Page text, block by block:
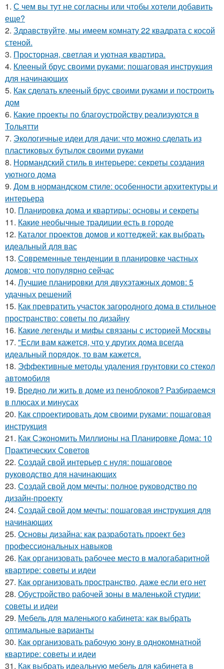
1. С чем вы тут не согласны или чтобы хотели добавить
еще?
2. Здравствуйте, мы имеем комнату 22 квадрата с косой
стеной.
3. Просторная, светлая и уютная квартира.
4. Клееный брус своими руками: пошаговая инструкция
для начинающих
5. Как сделать клееный брус своими руками и построить
дом
6. Какие проекты по благоустройству реализуются в
Тольятти
7. Экологичные идеи для дачи: что можно сделать из
пластиковых бутылок своими руками
8. Нормандский стиль в интерьере: секреты создания
уютного дома
9. Дом в нормандском стиле: особенности архитектуры и
интерьера
10. Планировка дома и квартиры: основы и секреты
11. Какие необычные традиции есть в городе
12. Каталог проектов домов и коттеджей: как выбрать
идеальный для вас
13. Современные тенденции в планировке частных
домов: что популярно сейчас
14. Лучшие планировки для двухэтажных домов: 5
удачных решений
15. Как превратить участок загородного дома в стильное
пространство: советы по дизайну
16. Какие легенды и мифы связаны с историей Москвы
17. "Если вам кажется, что у других дома всегда
идеальный порядок, то вам кажется.
18. Эффективные методы удаления грунтовки со стекол
автомобиля
19. Вредно ли жить в доме из пеноблоков? Разбираемся
в плюсах и минусах
20. Как спроектировать дом своими руками: пошаговая
инструкция
21. Как Сэкономить Миллионы на Планировке Дома: 10
Практических Советов
22. Создай свой интерьер с нуля: пошаговое
руководство для начинающих
23. Создай свой дом мечты: полное руководство по
дизайн-проекту
24. Создай свой дом мечты: пошаговая инструкция для
начинающих
25. Основы дизайна: как разработать проект без
профессиональных навыков
26. Как организовать рабочее место в малогабаритной
квартире: советы и идеи
27. Как организовать пространство, даже если его нет
28. Обустройство рабочей зоны в маленькой студии:
советы и идеи
29. Мебель для маленького кабинета: как выбрать
оптимальные варианты
30. Как организовать рабочую зону в однокомнатной
квартире: советы и идеи
31. Как выбрать идеальную мебель для кабинета в